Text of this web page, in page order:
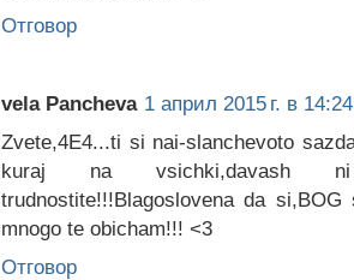
Отговор
vela Pancheva 1 април 2015 г. в 14:24
Zvete,4E4...ti si nai-slanchevoto
kuraj na vsichki,davash
trudnostite!!!Blagoslovena da
mnogo te obicham!!! <3
Отговор